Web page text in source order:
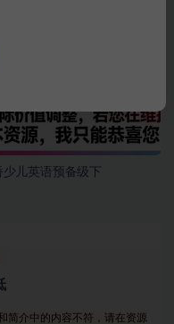
少儿英语预备级下
简介中的内容不符，请在资源